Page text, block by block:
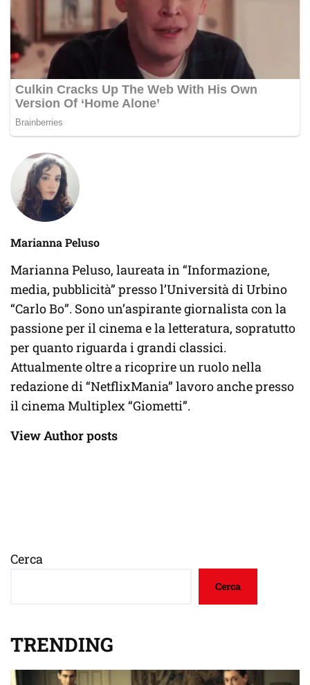
Marianna Peluso
Marianna Peluso, laureata in “Informazione,
media, pubblicità” presso l’Università di Urbino
“Carlo Bo”. Sono un’aspirante giornalista con la
passione per il cinema e la letteratura, sopratutto
per quanto riguarda i grandi classici.
Attualmente oltre a ricoprire un ruolo nella
redazione di “NetflixMania” lavoro anche presso
il cinema Multiplex “Giometti”.
View Author posts
Cerca
Cerca
TRENDING